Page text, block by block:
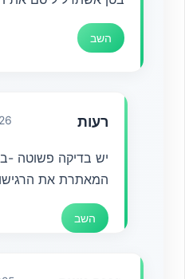
השב
רעות 23/
יש בדיקה פשוטה -
המאתרת את
השב